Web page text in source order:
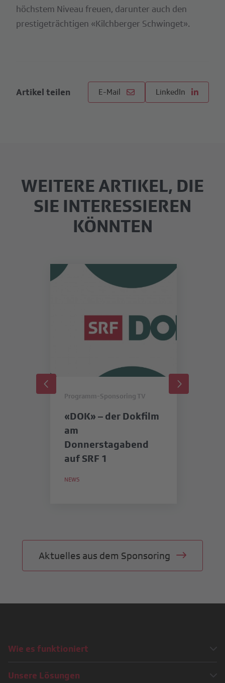
höchstem Niveau freuen, darunter auch den
prestigeträchtigen «Kilchberger Schwinget».
Artikel teilen E-Mail LinkedIn
WEITERE ARTIKEL, DIE
SIE INTERESSIEREN
KÖNNTEN
Programm-Sponsoring TV
«DOK» – der Dokfilm
am
Donnerstagabend
auf SRF 1
NEWS
Aktuelles aus dem Sponsoring
Wie es funktioniert
Unsere Lösungen